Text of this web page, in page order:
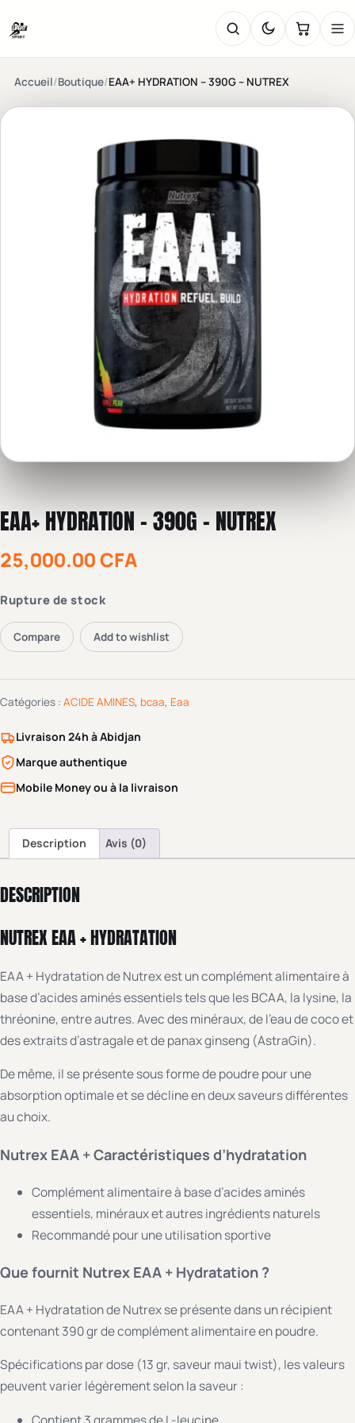
Accueil/Boutique/EAA+ HYDRATION – 390G – NUTREX
EAA+ HYDRATION – 390G – NUTREX
25,000.00CFA
Rupture de stock
Compare Add to wishlist
Catégories : ACIDE AMINES, bcaa, Eaa
Livraison 24h à Abidjan
Marque authentique
Mobile Money ou à la livraison
Description Avis (0)
DESCRIPTION
NUTREX EAA + HYDRATATION
EAA + Hydratation de Nutrex est un complément alimentaire à
base d’acides aminés essentiels tels que les BCAA, la lysine, la
thréonine, entre autres. Avec des minéraux, de l’eau de coco et
des extraits d’astragale et de panax ginseng (AstraGin).
De même, il se présente sous forme de poudre pour une
absorption optimale et se décline en deux saveurs différentes
au choix.
Nutrex EAA + Caractéristiques d’hydratation
Complément alimentaire à base d’acides aminés
essentiels, minéraux et autres ingrédients naturels
Recommandé pour une utilisation sportive
Que fournit Nutrex EAA + Hydratation ?
EAA + Hydratation de Nutrex se présente dans un récipient
contenant 390 gr de complément alimentaire en poudre.
Spécifications par dose (13 gr, saveur maui twist), les valeurs
peuvent varier légèrement selon la saveur :